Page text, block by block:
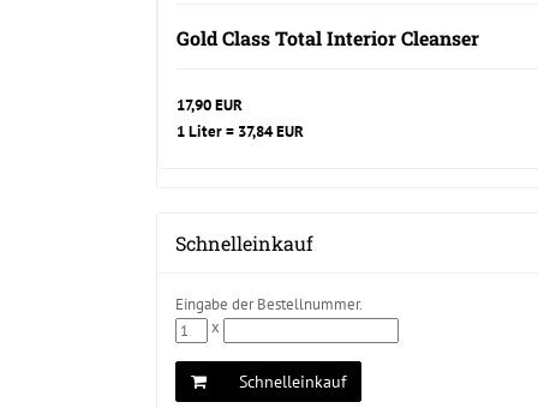
Gold Class Total Interior Cleanser
17,90 EUR
1 Liter = 37,84 EUR
Schnelleinkauf
Eingabe der Bestellnummer.
x
Schnelleinkauf